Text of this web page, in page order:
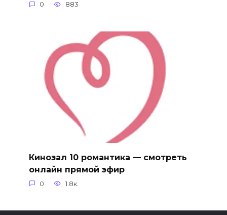
0 883
Кинозал 10 романтика — смотреть
онлайн прямой эфир
0 1.8к.